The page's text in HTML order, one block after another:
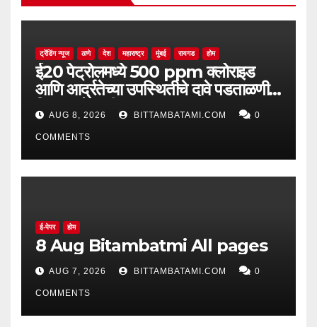
ट्रेंडिंग न्यूज ठाणे देश महाराष्ट्र मुंबई रायगड होम
ई20 पेट्रोलमध्ये 500 ppm क्लोराइड
आणि आर्द्रतेच्या उपस्थितीचे दावे पडताळणीत
सिद्ध झाले नाहीत
AUG 8, 2026 BITTAMBATAMI.COM 0
COMMENTS
ई-पेपर होम
8 Aug Bitambatmi All pages
AUG 7, 2026 BITTAMBATAMI.COM 0
COMMENTS